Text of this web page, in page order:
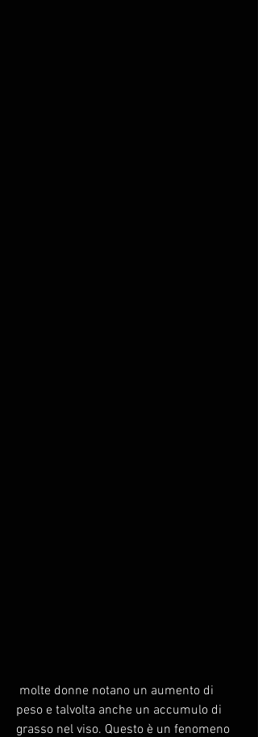
peso e talvolta anche un accumulo di
grasso nel viso. Questo è un fenomeno